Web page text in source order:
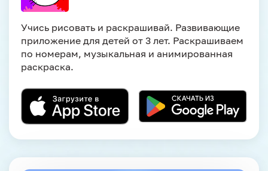
Учись рисовать и раскрашивай. Развивающие
приложение для детей от 3 лет. Раскрашиваем
по номерам, музыкальная и анимированная
раскраска.